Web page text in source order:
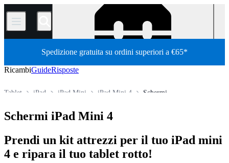
/
Spedizione gratuita su ordini superiori a €65*
RicambiGuideRisposte
Schermi
iPad Mini 4
iPad Mini
iPad
Tablet
Schermi iPad Mini 4
Prendi un kit attrezzi per il tuo iPad mini
4 e ripara il tuo tablet rotto!